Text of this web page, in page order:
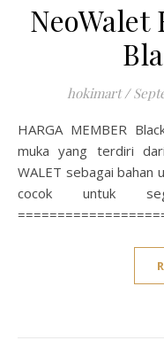
NeoWalet
hokimart /
HARGA MEMBER Black Walet Facial Soap adalah sabun
muka yang terdiri
WALET sebagai bahan
cocok untuk